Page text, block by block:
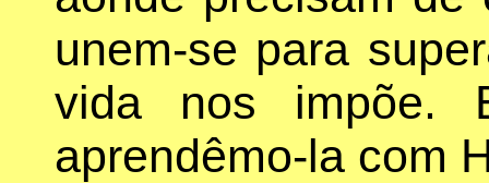
unem-se para
vida nos impõe.
aprendêmo-la com